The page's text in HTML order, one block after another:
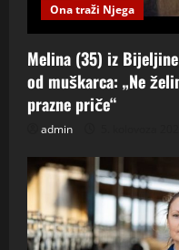
Ona traži Njega
Melina (35) iz
od muškarca: „Ne
prazne priče“
admin